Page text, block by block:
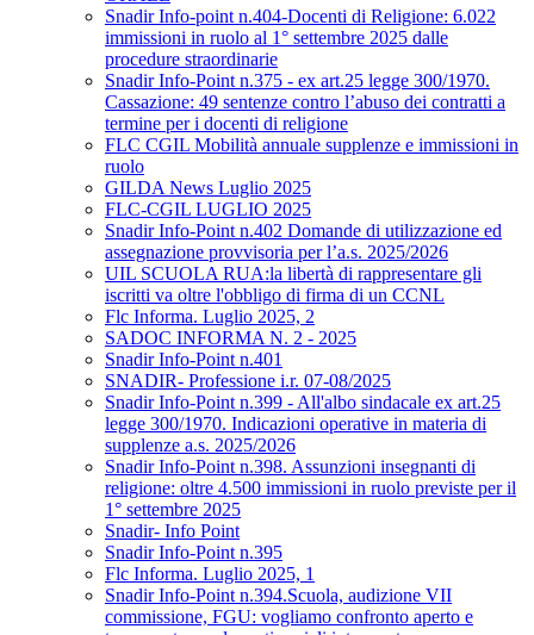
Snadir Info-point n.404-Docenti di Religione: 6.022
immissioni in ruolo al 1° settembre 2025 dalle
procedure straordinarie
Snadir Info-Point n.375 - ex art.25 legge 300/1970.
Cassazione: 49 sentenze contro l’abuso dei contratti a
termine per i docenti di religione
FLC CGIL Mobilità annuale supplenze e immissioni in
ruolo
GILDA News Luglio 2025
FLC-CGIL LUGLIO 2025
Snadir Info-Point n.402 Domande di utilizzazione ed
assegnazione provvisoria per l’a.s. 2025/2026
UIL SCUOLA RUA:la libertà di rappresentare gli
iscritti va oltre l'obbligo di firma di un CCNL
Flc Informa. Luglio 2025, 2
SADOC INFORMA N. 2 - 2025
Snadir Info-Point n.401
SNADIR- Professione i.r. 07-08/2025
Snadir Info-Point n.399 - All'albo sindacale ex art.25
legge 300/1970. Indicazioni operative in materia di
supplenze a.s. 2025/2026
Snadir Info-Point n.398. Assunzioni insegnanti di
religione: oltre 4.500 immissioni in ruolo previste per il
1° settembre 2025
Snadir- Info Point
Snadir Info-Point n.395
Flc Informa. Luglio 2025, 1
Snadir Info-Point n.394.Scuola, audizione VII
commissione, FGU: vogliamo confronto aperto e